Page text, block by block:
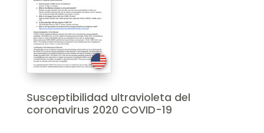
Susceptibilidad ultravioleta del
coronavirus 2020 COVID-19